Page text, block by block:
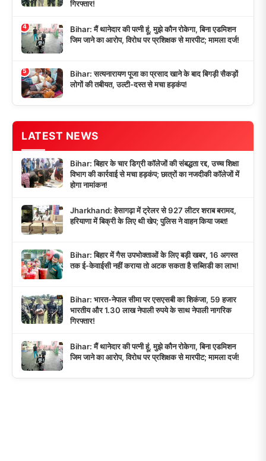
गिरफ्तार!
4
Bihar: मैं थानेदार की पत्नी हूं, मुझे कौन रोकेगा, बिना एडमिशन
जिम जाने का आरोप, विरोध पर प्रशिक्षक से मारपीट; मामला दर्ज!
5
Bihar: सत्यनारायण पूजा का प्रसाद खाने के बाद बिगड़ी सैकड़ों
लोगों की तबीयत, उल्टी-दस्त से मचा हड़कंप!
LATEST NEWS
Bihar: बिहार के चार डिग्री कॉलेजों की संबद्धता रद्द, उच्च शिक्षा
विभाग की कार्रवाई से मचा हड़कंप; छात्रों का नजदीकी कॉलेजों में
होगा नामांकन!
Jharkhand: हेसागढ़ा में ट्रेलर से 927 लीटर शराब बरामद,
हरियाणा में बिक्री के लिए थी खेप; पुलिस ने वाहन किया जब्त!
Bihar: बिहार में गैस उपभोक्ताओं के लिए बड़ी खबर, 16 अगस्त
तक ई-केवाईसी नहीं कराया तो अटक सकता है सब्सिडी का लाभ!
Bihar: भारत-नेपाल सीमा पर एसएसबी का शिकंजा, 59 हजार
भारतीय और 1.30 लाख नेपाली रुपये के साथ नेपाली नागरिक
गिरफ्तार!
Bihar: मैं थानेदार की पत्नी हूं, मुझे कौन रोकेगा, बिना एडमिशन
जिम जाने का आरोप, विरोध पर प्रशिक्षक से मारपीट; मामला दर्ज!